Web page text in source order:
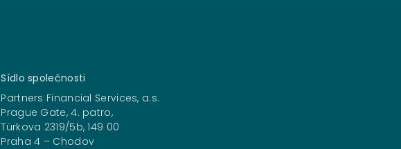
Sídlo společnosti
Partners Financial Services, a.s.
Prague Gate, 4. patro,
Türkova 2319/5b, 149 00
Praha 4 – Chodov